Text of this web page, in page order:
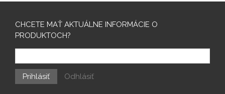
CHCETE MAŤ AKTUÁLNE INFORMÁCIE O
PRODUKTOCH?
Prihlásiť Odhlásiť